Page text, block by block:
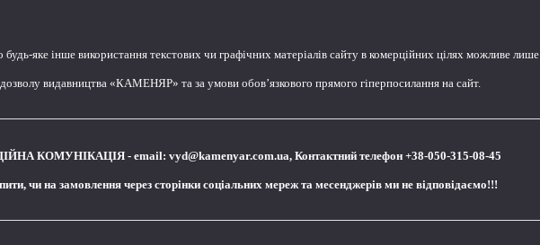
яке інше використання текстових чи графічних матеріалів сайту в комерційних цілях можливе лише
видавництва «КАМЕНЯР» та за умови обов’язкового прямого гіперпосилання на сайт.
КОМУНІКАЦІЯ - email: vyd@kamenyar.com.ua, Контактний телефон +38-050-315-08-45
чи на замовлення через сторінки соціальних мереж та месенджерів ми не відповідаємо!!!